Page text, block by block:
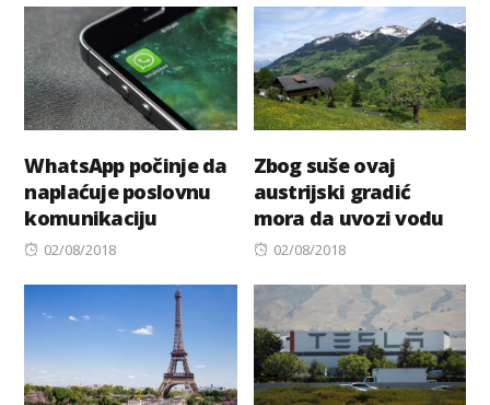
WhatsApp počinje da
naplaćuje poslovnu
komunikaciju
Posted
02/08/2018
Zbog suše ovaj
austrijski gradić
mora da uvozi vodu
Posted
02/08/2018